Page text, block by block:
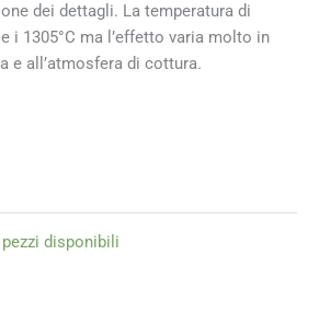
dei dettagli. La temperatura di
i 1305°C ma l’effetto varia molto in
e all’atmosfera di cottura.
disponibili